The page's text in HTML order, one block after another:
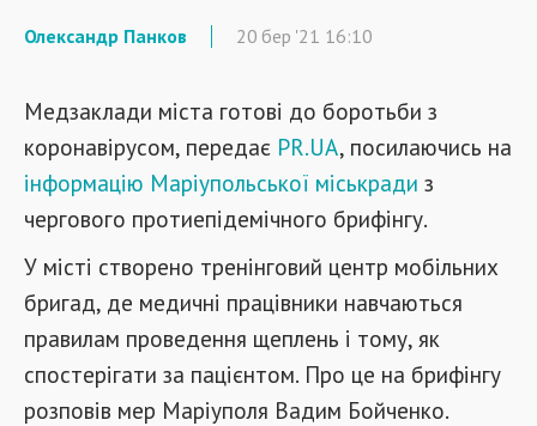
Олександр Панков 20 бер '21 16:10
Медзаклади міста готові до боротьби з
коронавірусом, передає PR.UA, посилаючись на
інформацію Маріупольської міськради з
чергового протиепідемічного брифінгу.
У місті створено тренінговий центр мобільних
бригад, де медичні працівники навчаються
правилам проведення щеплень і тому, як
спостерігати за пацієнтом. Про це на брифінгу
розповів мер Маріуполя Вадим Бойченко.